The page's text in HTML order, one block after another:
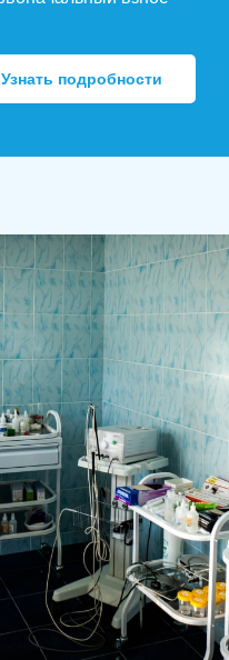
Узнать подробности